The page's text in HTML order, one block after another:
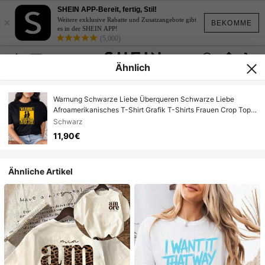
BEKOMME
×
SHEIN APP-Bereit, fertig, Stil!
Weitere exklusive Rabatte und Zusatzangebote gibt
es in der SHEIN APP!
(5,000)
Ähnlich
Warnung Schwarze Liebe Überqueren Schwarze Liebe
Afroamerikanisches T-Shirt Grafik T-Shirts Frauen Crop Tops
Sommer Outfits für Frauen Sommer Tops T-Shirt
Schwarz
11,90€
Ähnliche Artikel